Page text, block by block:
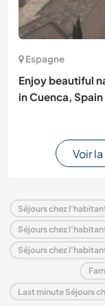
Espagne
Enjoy beautiful
in Cuenca, Spain
Voir